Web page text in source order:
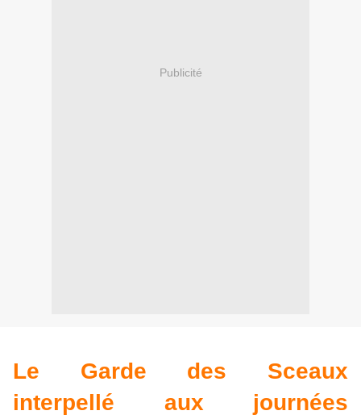
Publicité
Le Garde des Sceaux
interpellé aux journées